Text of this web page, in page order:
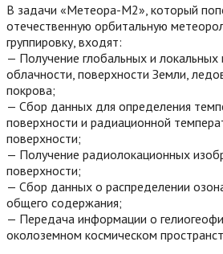
В задачи «Метеора-М2», который
отечественную орбитальную
группировку, входят:
— Получение глобальных и локальных
облачности, поверхности Земли,
покрова;
— Сбор данных для определения
поверхности и радиационной
поверхности;
— Получение радиолокационных
поверхности;
— Сбор данных о распределении
общего содержания;
— Передача информации о
околоземном космическом